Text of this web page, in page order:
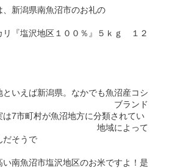
、新潟県南魚沼市のお礼の
『塩沢地区１００％』５ｋｇ １２
いえば新潟県。なかでも魚沼産コシ
ブランド
7市町村が魚沼地方に分類されてい
によって
だそうで
。
沼市塩沢地区のお米ですよ！是